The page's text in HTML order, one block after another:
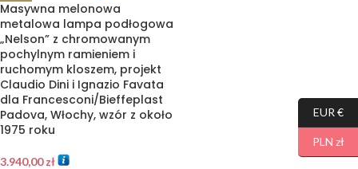
Masywna melonowa
metalowa lampa podłogowa
„Nelson” z chromowanym
pochylnym ramieniem i
ruchomym kloszem, projekt
Claudio Dini i Ignazio Favata
dla Francesconi/Bieffeplast
Padova, Włochy, wzór z około
1975 roku
3.940,00zł
EUR €
PLN zł